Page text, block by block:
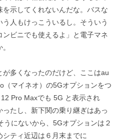
示してくれないんだな。バスな
人もけっこういるし。そういう
ビニでも使えるよ」と電子マネ
多くなったのだけど、ここはau
マイネオ）の5Gオプションをつ
Pro Maxでも 5G と表示され
たし、新下関の乗り継ぎはあっ
うにないから、5Gオプションは２
ティ近辺は６月末までに